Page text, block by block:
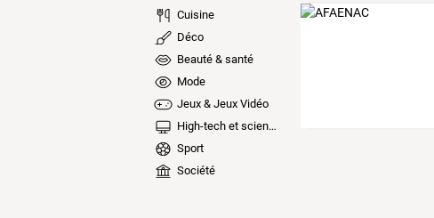
Cuisine
Déco
Beauté & santé
Mode
Jeux & Jeux Vidéo
High-tech et sciences
Sport
Société